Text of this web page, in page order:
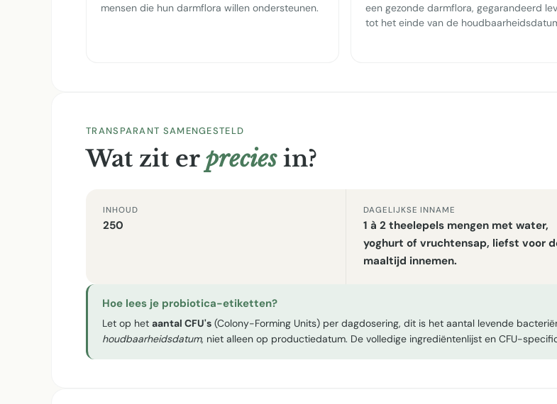
mensen die hun darmflora willen ondersteunen.
een gezonde darmflora, gegarandeerd
tot het einde van de
TRANSPARANT SAMENGESTELD
Wat zit er preciesin?
INHOUD
250
DAGELIJKSE INNAME
1 à 2 theelepels mengen met water,
yoghurt of vruchtensap, liefst voor
maaltijd innemen.
Hoe lees je probiotica-etiketten?
Let op het aantal CFU's (Colony-Forming Units) per dagdosering, dit is het aantal levende
houdbaarheidsdatum, niet alleen op productiedatum. De volledige ingrediëntenlijst en CFU-